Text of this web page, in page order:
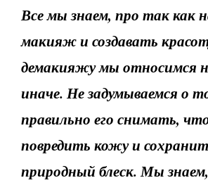
Все мы знаем, про так как
макияж и создавать
демакияжу мы относимся
иначе. Не задумываемся о
правильно его снимать,
повредить кожу и
природный блеск. Мы